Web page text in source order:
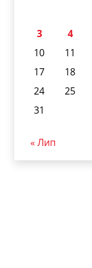
3
4
10
11
17
18
24
25
31
« Лип